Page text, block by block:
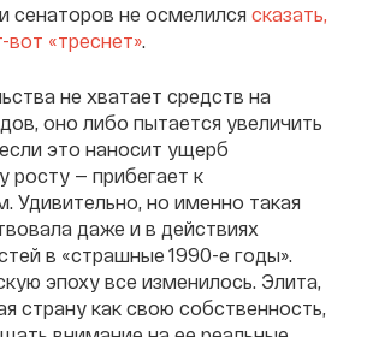
сенаторов не осмелился сказать,
«треснет»
не хватает средств на
оно либо пытается увеличить
это наносит ущерб
росту — прибегает к
Удивительно, но именно такая
даже и в действиях
в «страшные 1990-е годы».
эпоху все изменилось. Элита,
страну как свою собственность,